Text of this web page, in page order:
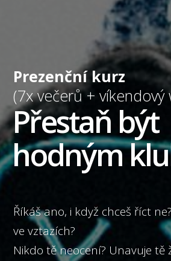
Prezenční kurz
(7x večerů + víkendový
Přestaň být
hodným
Říkáš ano, i když chceš říct
ve vztazích?
Nikdo tě neocení? Unavuje